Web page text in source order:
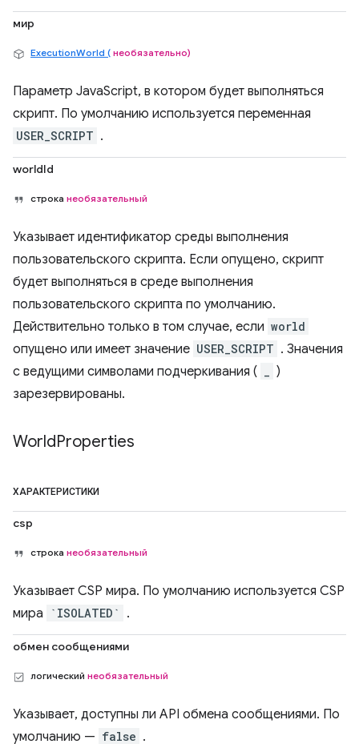
мир
ExecutionWorld ( необязательно)
Параметр JavaScript, в котором будет выполняться
скрипт. По умолчанию используется переменная
USER_SCRIPT .
worldId
строка необязательный
Указывает идентификатор среды выполнения
пользовательского скрипта. Если опущено, скрипт
будет выполняться в среде выполнения
пользовательского скрипта по умолчанию.
Действительно только в том случае, если world
опущено или имеет значение USER_SCRIPT . Значения
с ведущими символами подчеркивания (
)
зарезервированы.
WorldProperties
ХАРАКТЕРИСТИКИ
csp
строка необязательный
Указывает CSP мира. По умолчанию используется CSP
мира
`ISOLATED` .
обмен сообщениями
логический необязательный
Указывает, доступны ли API обмена сообщениями. По
умолчанию — false .